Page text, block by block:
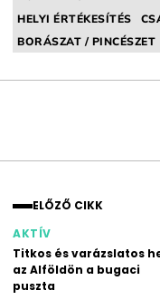
HELYI ÉRTÉKESÍTÉS
BORÁSZAT / PINCÉSZET
ELŐZŐ CIKK
AKTÍV
Titkos és varázslatos
az Alföldön a bugaci
puszta